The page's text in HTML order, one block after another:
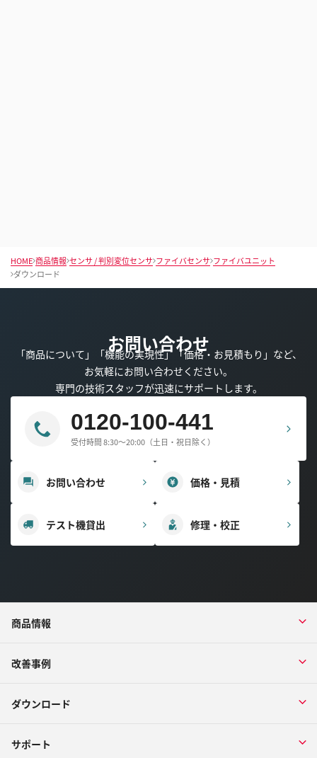
HOME 商品情報 センサ / 判別変位センサ ファイバセンサ ファイバユニット
ダウンロード
お問い合わせ
「商品について」「機能の実現性」「価格・お見積もり」など、
お気軽にお問い合わせください。
専門の技術スタッフが迅速にサポートします。
0120-100-441
受付時間 8:30～20:00（土日・祝日除く）
お問い合わせ 価格・見積
テスト機貸出 修理・校正
商品情報
改善事例
ダウンロード
サポート